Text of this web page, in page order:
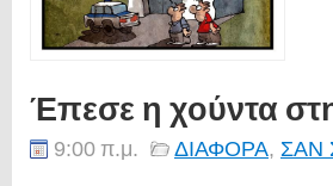
Έπεσε η χούντα
9:00 π.μ. ΔΙΑΦΟΡΑ, ΣΑΝ